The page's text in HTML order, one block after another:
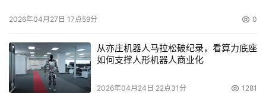
2026年04月27日 17点59分 0
从亦庄机器人马拉松破纪录，看算力底座
如何支撑人形机器人商业化
2026年04月24日 22点31分 1281